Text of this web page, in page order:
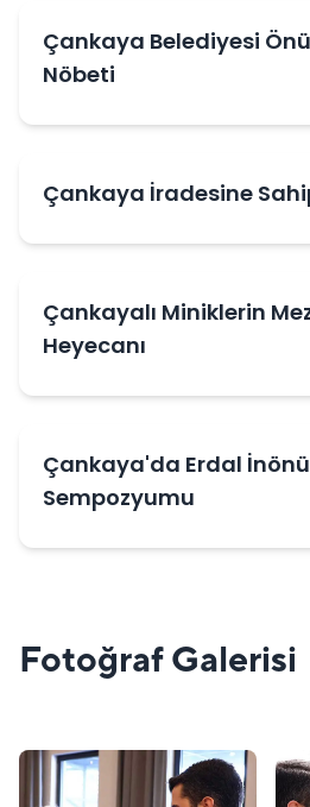
Çankaya Belediyesi
Nöbeti
Çankaya İradesine
Çankayalı Miniklerin
Heyecanı
Çankaya'da Erdal
Sempozyumu
Fotoğraf Galerisi